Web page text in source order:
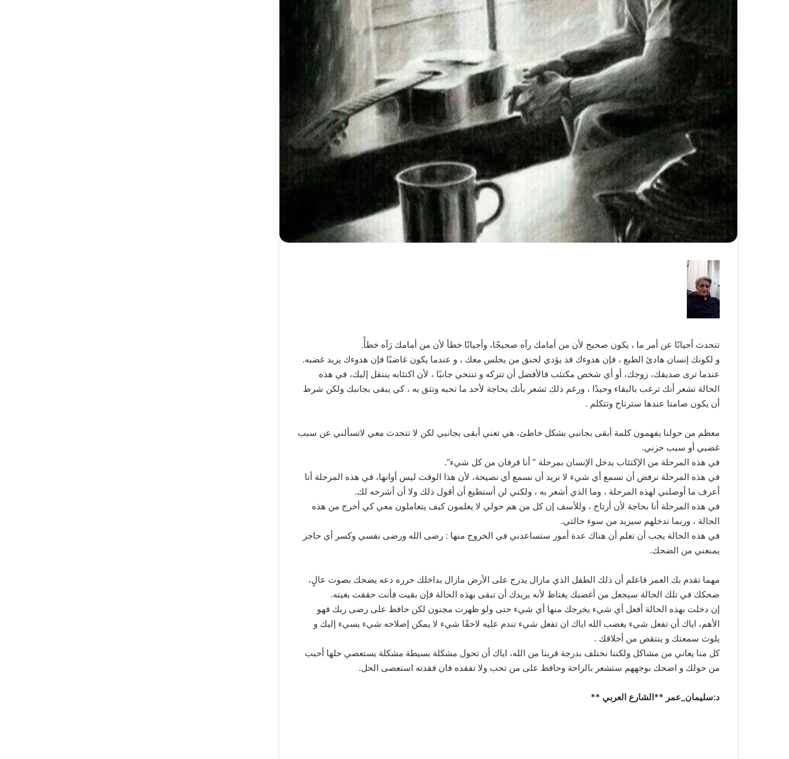
تتحدث أحيانًا عن أمر ما ، يكون صحيح لأن من أمامك رآه صحيحًا، وأحيانًا خطأ لأن من أمامك رَآه خطأً.
و لكونك إنسان هادئ الطبع ، فإن هدوءك قد يؤدي لحنق من يجلس معك ، و عندما يكون غاضبًا فإن هدوءك يزيد غضبه.
عندما ترى صديقك، زوجك، أو أي شخص مكتئب فالأفضل أن تتركه و تنتحي جانبًا ، لأن اكتئابه ينتقل إليك، في هذه
الحالة تشعر أنك ترغب بالبقاء وحيدًا ، ورغم ذلك تشعر بأنك بحاجة لأحد ما تحبه وتثق به ، كي يبقى بجانبك ولكن شرط
أن يكون صامتا عندها سترتاح وتتكلم .
معظم من حولنا يفهمون كلمة أبقى بجانبي بشكل خاطئ، هي تعني أبقى بجانبي لكن لا تتحدث معي لاتسألني عن سبب
غضبي أو سبب حزني.
في هذه المرحلة من الإكتئاب يدخل الإنسان بمرحلة ” أنا قرفان من كل شيء”.
في هذه المرحلة نرفض أن نسمع أي شيء لا نريد أن نسمع أي نصيحة، لأن هذا الوقت ليس أوانها، في هذه المرحلة أنا
أعرف ما أوصلني لهذه المرحلة ، وما الذي أشعر به ، ولكني لن أستطيع أن أقول ذلك ولا أن أشرحه لك.
في هذه المرحلة أنا بحاجة لأن أرتاح ، وللأسف إن كل من هم حولي لا يعلمون كيف يتعاملون معي كي أخرج من هذه
الحالة ، وربما تدخلهم سيزيد من سوء حالتي.
في هذه الحالة يجب أن تعلم أن هناك عدة أمور ستساعدني في الخروج منها : رضى الله ورضى نفسي وكسر أي حاجز
يمنعني من الضحك.
مهما تقدم بك العمر فاعلم أن ذلك الطفل الذي مازال يدرج على الأرض مازال بداخلك حرره دعه يضحك بصوت عالٍ،
ضحكك في تلك الحالة سيجعل من أغضبك يغتاظ لأنه يريدك أن تبقى بهذه الحالة فإن بقيت فأنت حققت بغيته.
إن دخلت بهذه الحالة أفعل أي شيء يخرجك منها أي شيء حتى ولو ظهرت مجنون لكن حافظ على رضى ربك فهو
الأهم، اياك أن تفعل شيء يغضب الله اياك ان تفعل شيء تندم عليه لاحقًا شيء لا يمكن إصلاحه شيء يسيء إليك و
يلوث سمعتك و ينتقص من أخلاقك .
كل منا يعاني من مشاكل ولكننا نختلف بدرجة قربنا من الله، اياك أن تحول مشكلة بسيطة مشكلة يستعصي حلها أحبب
من حولك و اضحك بوجههم ستشعر بالراحة وحافظ على من تحب ولا تفقده فان فقدته استعصى الحل.
د:سليمان_عمر **الشارع العربي **